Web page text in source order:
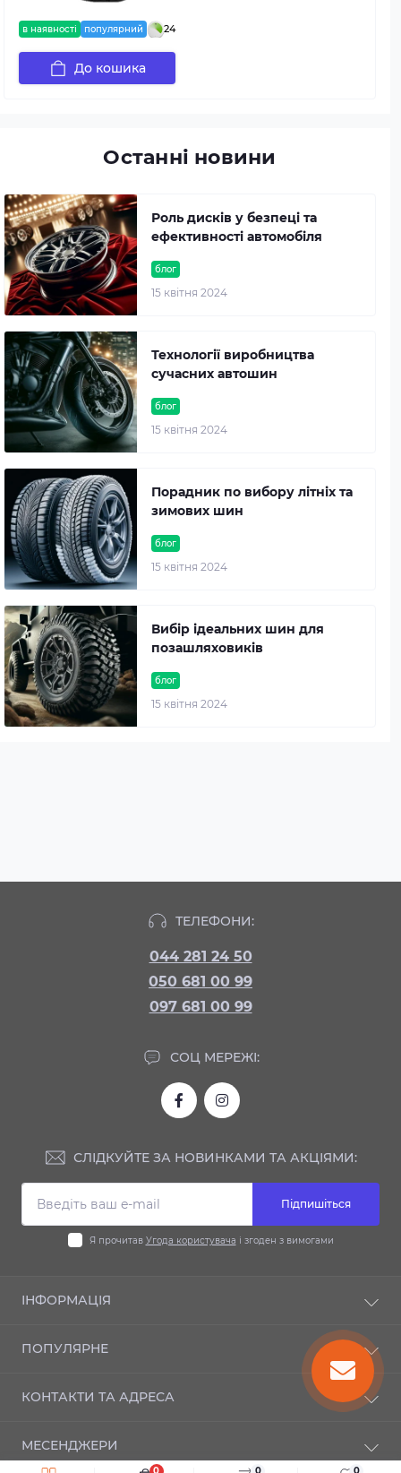
в наявності популярний 24
До кошика
Останні новини
блог
15 квітня 2024
Роль дисків у безпеці та
ефективності автомобіля
блог
15 квітня 2024
Технології виробництва
сучасних автошин
блог
15 квітня 2024
Порадник по вибору літніх та
зимових шин
блог
15 квітня 2024
Вибір ідеальних шин для
позашляховиків
ТЕЛЕФОНИ:
044 281 24 50
050 681 00 99
097 681 00 99
СОЦ МЕРЕЖІ:
СЛІДКУЙТЕ ЗА НОВИНКАМИ ТА АКЦІЯМИ:
Підпишіться
Я прочитав Угода користувача і згоден з вимогами
ІНФОРМАЦІЯ
Гарантія
Шиномонтаж
Зворотній зв’язок
Повернення товару
ПОПУЛЯРНЕ
Автошини
КОНТАКТИ ТА АДРЕСА
info@autosezon.ua
МЕСЕНДЖЕРИ